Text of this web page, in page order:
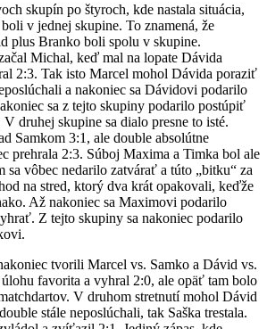
skupín po štyroch, kde nastala situácia,
v jednej skupine. To znamená, že
plus Branko boli spolu v skupine.
Michal, keď mal na lopate Dávida
2:3. Tak isto Marcel mohol Dávida poraziť
a nakoniec sa Dávidovi podarilo
sa z tejto skupiny podarilo postúpiť
druhej skupine sa dialo presne to isté.
Samkom 3:1, ale double absolútne
prehrala 2:3. Súboj Maxima a Timka bol ale
sa vôbec nedarilo zatvárať a túto „bitku“ za
na stred, ktorý dva krát opakovali, keďže
Až nakoniec sa Maximovi podarilo
Z tejto skupiny sa nakoniec podarilo
tvorili Marcel vs. Samko a Dávid vs.
favorita a vyhral 2:0, ale opäť tam bolo
V druhom stretnutí mohol Dávid
stále neposlúchali, tak Saška trestala.